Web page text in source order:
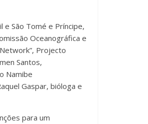
São Tomé e Príncipe,
Oceanográfica e
Projecto
Santos,
Namibe
Gaspar, bióloga e
para um